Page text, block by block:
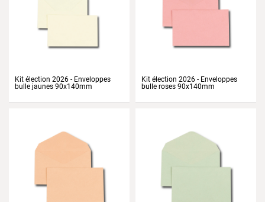
Kit élection 2026 - Enveloppes
bulle jaunes 90x140mm
Kit élection 2026 - Enveloppes
bulle roses 90x140mm